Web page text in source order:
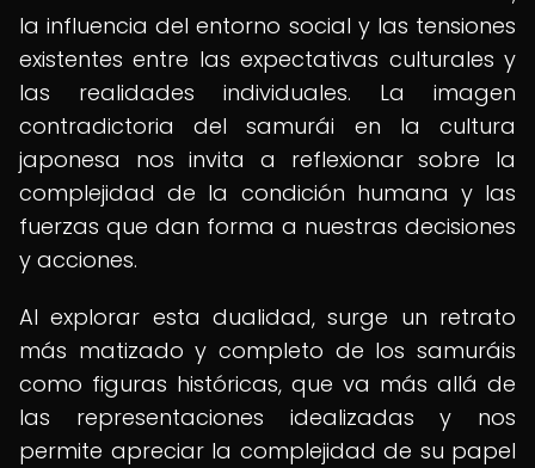
la influencia del entorno social y las tensiones
existentes entre las expectativas culturales y
las realidades individuales. La imagen
contradictoria del samurái en la cultura
japonesa nos invita a reflexionar sobre la
complejidad de la condición humana y las
fuerzas que dan forma a nuestras decisiones
y acciones.
Al explorar esta dualidad, surge un retrato
más matizado y completo de los samuráis
como figuras históricas, que va más allá de
las representaciones idealizadas y nos
permite apreciar la complejidad de su papel